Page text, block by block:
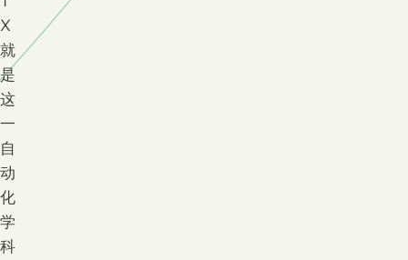
X
就
是
这
一
自
动
化
学
科